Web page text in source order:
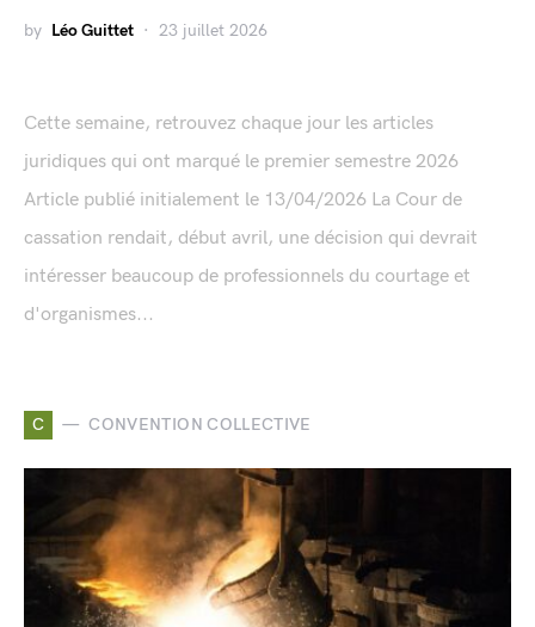
by Léo Guittet 23 juillet 2026
Cette semaine, retrouvez chaque jour les articles
juridiques qui ont marqué le premier semestre 2026
Article publié initialement le 13/04/2026 La Cour de
cassation rendait, début avril, une décision qui devrait
intéresser beaucoup de professionnels du courtage et
d'organismes...
C CONVENTION COLLECTIVE